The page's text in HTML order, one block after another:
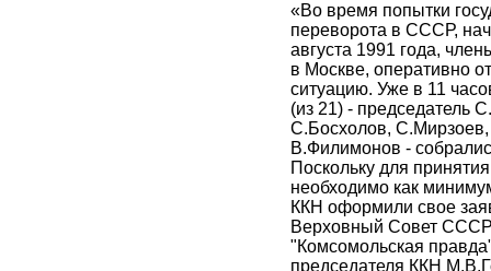
«Во время попытки
переворота в СССР,
августа 1991 года,
в Москве, оперативно
ситуацию. Уже в 11
(из 21) - председатель
С.Босхолов,
В.Филимонов -
Поскольку для
необходимо как
ККН оформили свое
Верховный Совет
"Комсомольская
председателя ККН